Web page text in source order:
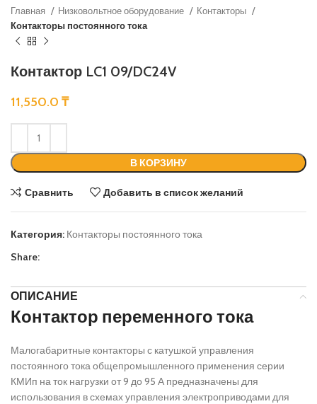
Главная Низковольтное оборудование
Контакторы
Контакторы постоянного тока
Контактор LC1 09/DC24V
11,550.0 ₸
В КОРЗИНУ
Сравнить Добавить в список желаний
Категория: Контакторы постоянного тока
Share:
ОПИСАНИЕ
Контактор переменного тока
Малогабаритные контакторы с катушкой управления
постоянного тока общепромышленного применения серии
КМИп на ток нагрузки от 9 до 95 А предназначены для
использования в схемах управления электроприводами для